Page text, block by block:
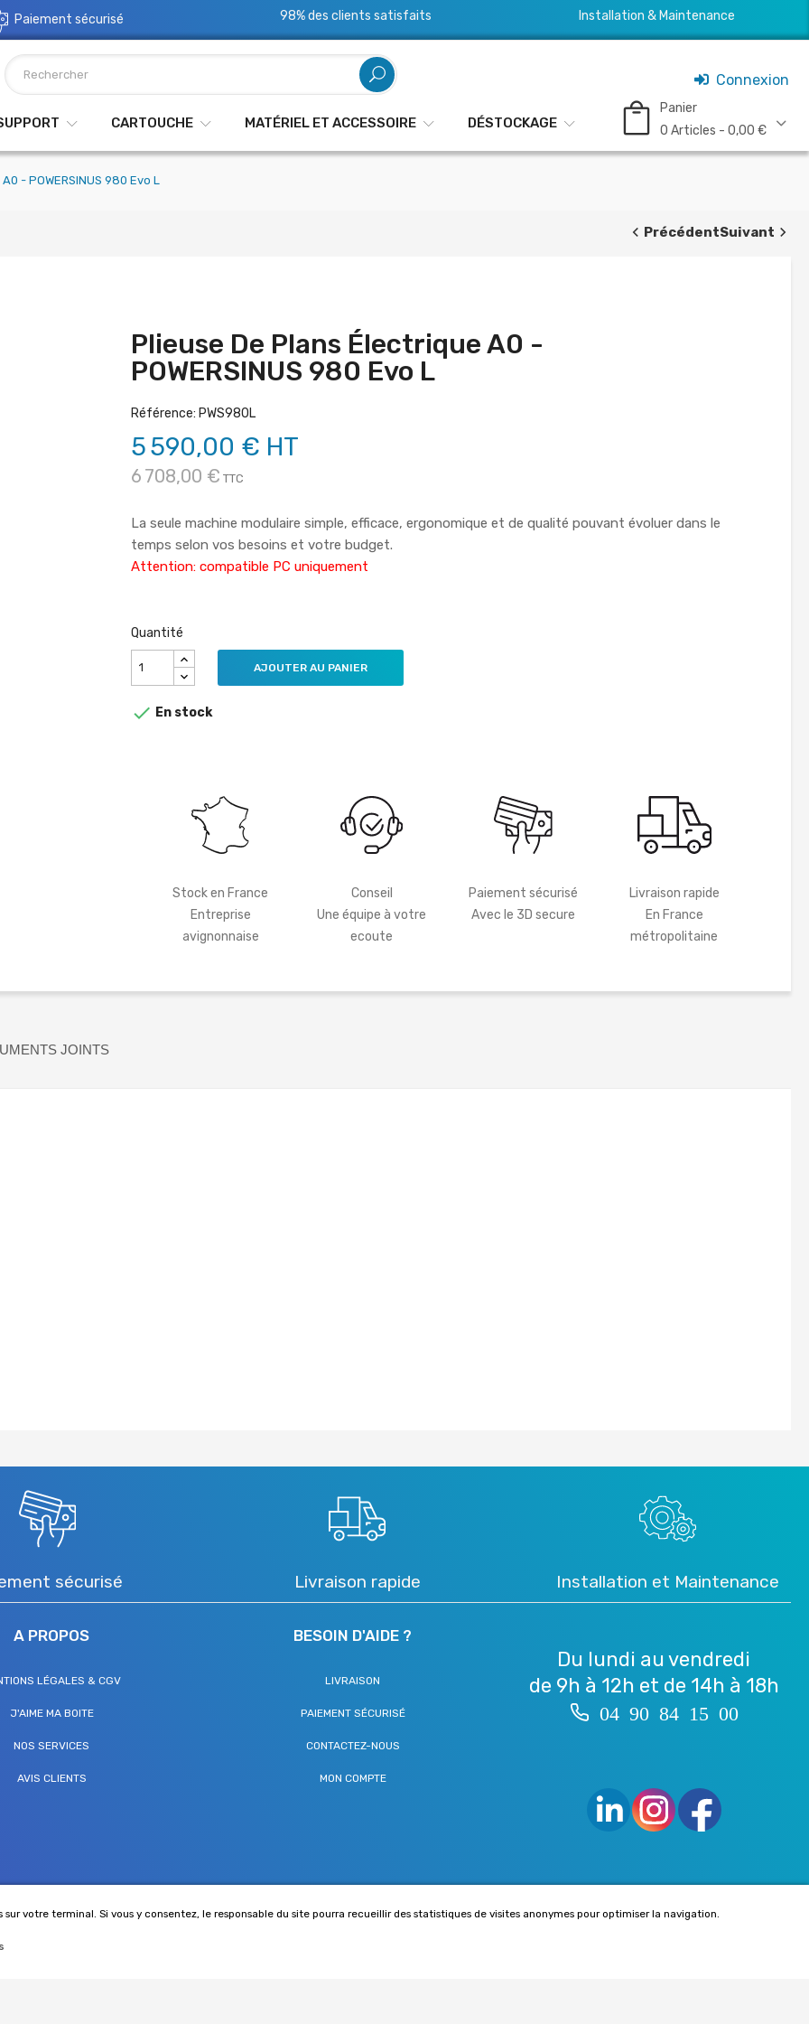
votre terminal. Si vous y consentez, le responsable du site pourra recueillir des statistiques de visites anonymes pour optimiser la navigation.
Paiement sécurisé 98% des clients satisfaits Installation & Maintenance
CARTOUCHE MATÉRIEL ET ACCESSOIRE DÉSTOCKAGE
Connexion
Panier
0 Articles - 0,00 €
- POWERSINUS 980 Evo L
PrécédentSuivant
Plieuse De Plans Électrique A0 -
POWERSINUS 980 Evo L
Référence: PWS980L
5 590,00 € HT
6 708,00 € TTC
La seule machine modulaire simple, efficace, ergonomique et de qualité pouvant évoluer dans le
temps selon vos besoins et votre budget.
Attention: compatible PC uniquement
Quantité
AJOUTER AU PANIER
 En stock
Stock en France
Entreprise
avignonnaise
Conseil
Une équipe à votre
ecoute
Paiement sécurisé
Avec le 3D secure
Livraison rapide
En France
métropolitaine
JOINTS
sécurisé Livraison rapide Installation et Maintenance
A PROPOS
LÉGALES & CGV
J'AIME MA BOITE
NOS SERVICES
AVIS CLIENTS
BESOIN D'AIDE ?
LIVRAISON
PAIEMENT SÉCURISÉ
CONTACTEZ-NOUS
MON COMPTE
Du lundi au vendredi
de 9h à 12h et de 14h à 18h
04 90 84 15 00